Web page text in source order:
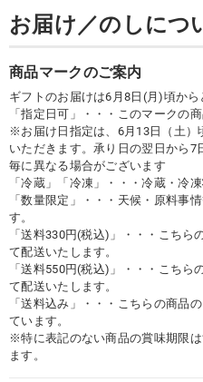
お届け／のしにつ
商品マークのご案内
ギフトのお届けは6月8日(月)頃から
「指定日可」・・・このマークの
※お届け日指定は、6月13日（土）
いただきます。承り日の翌日から7
毎に異なる場合がございます
「冷蔵」「冷凍」・・・冷蔵・冷
「数量限定」・・・天候・原料事
す。
「送料330円(税込)」・・・こちら
て配送いたします。
「送料550円(税込)」・・・こちら
て配送いたします。
「送料込み」・・・こちらの商品
ています。
※特に表記のない商品の賞味期限
ます。